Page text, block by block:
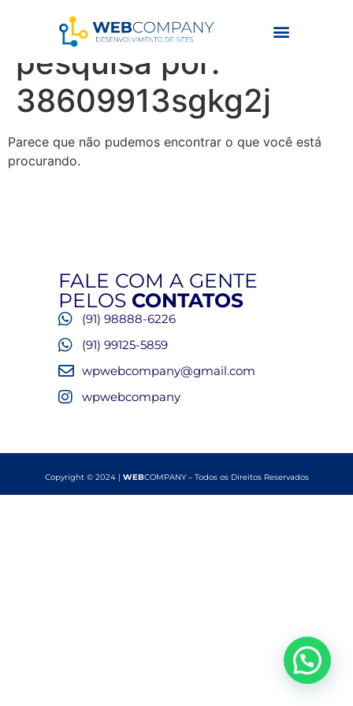
Resultados da
pesquisa por:
38609913sgkg2j
Parece que não pudemos encontrar o que você está
procurando.
FALE COM A GENTE
PELOS CONTATOS
(91) 98888-6226
(91) 99125-5859
wpwebcompany@gmail.com
wpwebcompany
Copyright © 2024 | WEBCOMPANY – Todos os Direitos Reservados